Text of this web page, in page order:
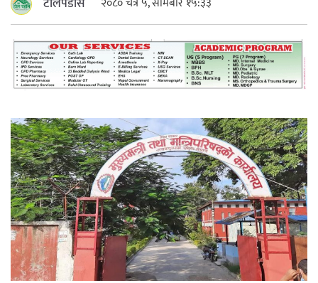
महत्त्वपूर्ण हुन्छ : मेयर मण्डल
रौतहटमा चट्याङ लाग्दा एककोे मृत्यु
श्रीमती बलात्कार मुद्दामा श्रीमान्लाई छ महिना
कैद, एक लाख रुपैयाँ क्षतिपूर्ति